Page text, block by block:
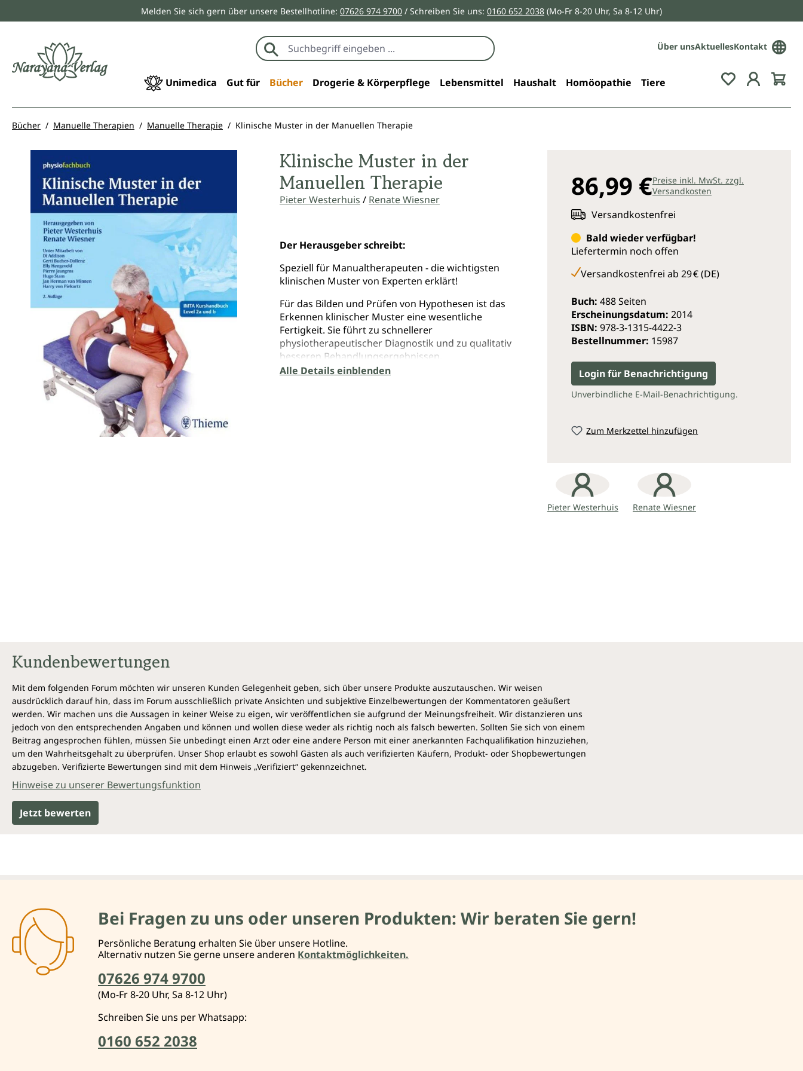
Zur Hauptnavigation springenMelden Sie sich gern über unsere Bestellhotline: 07626 974 9700 / Schreiben Sie uns: 0160 652 2038 (Mo-Fr 8-20 Uhr, Sa 8-12 Uhr)
Über unsAktuellesKontakt
Unimedica Gut für Bücher Drogerie & Körperpflege Lebensmittel Haushalt Homöopathie Tiere Du hast 0
Bücher Manuelle Therapien Manuelle Therapie Klinische Muster in der Manuellen Therapie
Bildergalerie überspringen
Klinische Muster in der
Manuellen Therapie
Pieter Westerhuis / Renate Wiesner
Der Herausgeber schreibt:
Speziell für Manualtherapeuten - die wichtigsten
klinischen Muster von Experten erklärt!
Für das Bilden und Prüfen von Hypothesen ist das
Erkennen klinischer Muster eine wesentliche
Fertigkeit. Sie führt zu schnellerer
physiotherapeutischer Diagnostik und zu qualitativ
besseren Behandlungsergebnissen.
Wer klinische Muster erkennt, kann bei Patienten mit
Alle Details einblenden
86,99 €Preise inkl. MwSt. zzgl.
Versandkosten
Versandkostenfrei
Bald wieder verfügbar!
Liefertermin noch offen
Versandkostenfrei ab 29 € (DE)
Buch: 488 Seiten
Erscheinungsdatum: 2014
ISBN: 978-3-1315-4422-3
Bestellnummer: 15987
Login für Benachrichtigung
Unverbindliche E-Mail-Benachrichtigung.
Zum Merkzettel hinzufügen
Pieter Westerhuis Renate Wiesner
Kundenbewertungen
Mit dem folgenden Forum möchten wir unseren Kunden Gelegenheit geben, sich über unsere Produkte auszutauschen. Wir weisen
ausdrücklich darauf hin, dass im Forum ausschließlich private Ansichten und subjektive Einzelbewertungen der Kommentatoren geäußert
werden. Wir machen uns die Aussagen in keiner Weise zu eigen, wir veröffentlichen sie aufgrund der Meinungsfreiheit. Wir distanzieren uns
jedoch von den entsprechenden Angaben und können und wollen diese weder als richtig noch als falsch bewerten. Sollten Sie sich von einem
Beitrag angesprochen fühlen, müssen Sie unbedingt einen Arzt oder eine andere Person mit einer anerkannten Fachqualifikation hinzuziehen,
um den Wahrheitsgehalt zu überprüfen. Unser Shop erlaubt es sowohl Gästen als auch verifizierten Käufern, Produkt- oder Shopbewertungen
abzugeben. Verifizierte Bewertungen sind mit dem Hinweis „Verifiziert“ gekennzeichnet.
Hinweise zu unserer Bewertungsfunktion
Jetzt bewerten
Bei Fragen zu uns oder unseren Produkten: Wir beraten Sie gern!
Persönliche Beratung erhalten Sie über unsere Hotline.
Alternativ nutzen Sie gerne unsere anderen Kontaktmöglichkeiten.
07626 974 9700
(Mo-Fr 8-20 Uhr, Sa 8-12 Uhr)
Schreiben Sie uns per Whatsapp:
0160 652 2038